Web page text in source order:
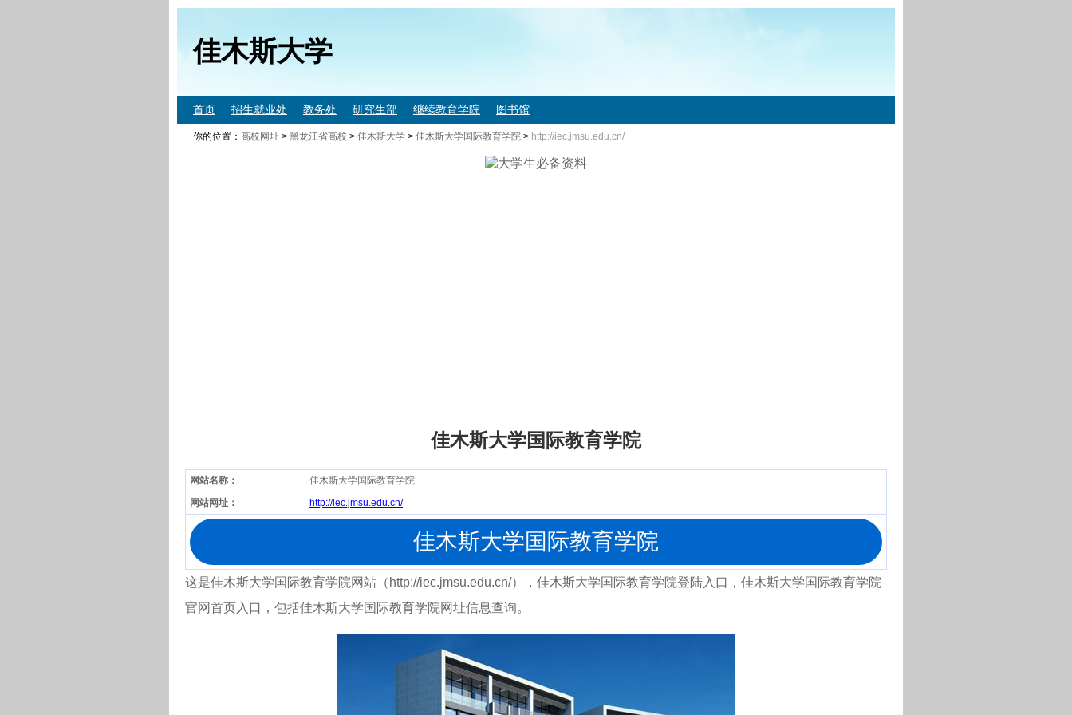
佳木斯大学
首页 招生就业处 教务处 研究生部 继续教育学院 图书馆
你的位置： 高校网址 > 黑龙江省高校 > 佳木斯大学 > 佳木斯大学国际教育学院 > http://iec.jmsu.edu.cn/
佳木斯大学国际教育学院
网站名称：
佳木斯大学国际教育学院
网站网址：
http://iec.jmsu.edu.cn/
佳木斯大学国际教育学院
这是佳木斯大学国际教育学院网站（http://iec.jmsu.edu.cn/），佳木斯大学国际教育学院登陆入口，佳木斯大学国际教育学院
官网首页入口，包括佳木斯大学国际教育学院网址信息查询。